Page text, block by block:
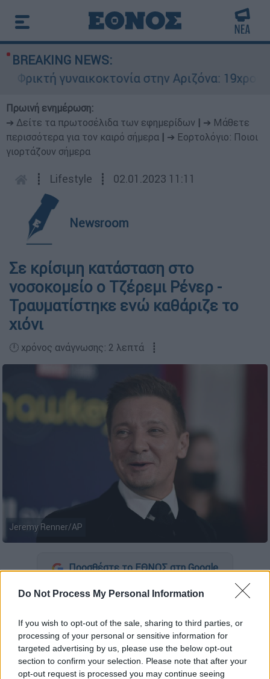
Do Not Process My Personal Information
If you wish to opt-out of the sale, sharing to third parties, or
processing of your personal or sensitive information for
targeted advertising by us, please use the below opt-out
section to confirm your selection. Please note that after your
opt-out request is processed you may continue seeing
BREAKING NEWS:
γυναικοκτονία στην Αριζόνα: 19χρονη
Πρωινή ενημέρωση:
➔ Δείτε τα πρωτοσέλιδα των εφημερίδων
➔ Μάθετε
περισσότερα για τον καιρό σήμερα
➔ Εορτολόγιο: Ποιοι
γιορτάζουν σήμερα
┋ Lifestyle ┋ 02.01.2023 11:11
Newsroom
Σε κρίσιμη κατάσταση στο
νοσοκομείο o Τζέρεμι Ρένερ -
Τραυματίστηκε ενώ καθάριζε το
χιόνι
🕛 χρόνος ανάγνωσης: 2 λεπτά ┋
Jeremy Renner/AP
Προσθέστε το ΕΘΝΟΣ στη Google
Σε κρίσιμη αλλά σταθερή κατάστασή
νοσηλεύεται ο Αμερικανός ηθοποιός
Jeremy
Renner (Τζέρεμι Ρένερ),ο οποίος
τραυματίστηκε ενώ καθάριζε τοχιόνι στο
ράντσο του στη Νεβάδα.